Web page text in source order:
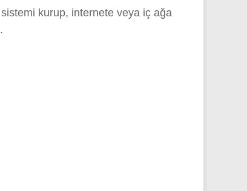
kurup, internete veya iç ağa